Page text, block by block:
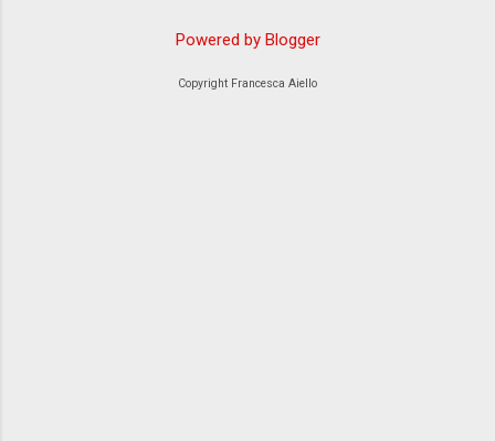
Powered by Blogger
Copyright Francesca Aiello